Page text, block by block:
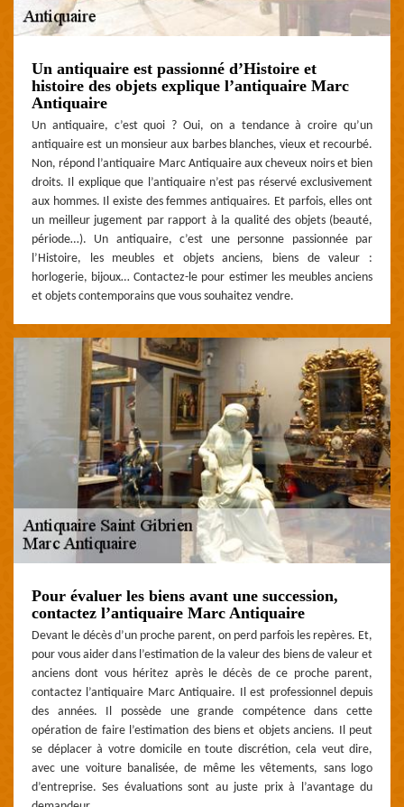
Un antiquaire est passionné d’Histoire et
histoire des objets explique l’antiquaire Marc
Antiquaire
Un antiquaire, c’est quoi ? Oui, on a tendance à croire qu’un
antiquaire est un monsieur aux barbes blanches, vieux et recourbé.
Non, répond l’antiquaire Marc Antiquaire aux cheveux noirs et bien
droits. Il explique que l’antiquaire n’est pas réservé exclusivement
aux hommes. Il existe des femmes antiquaires. Et parfois, elles ont
un meilleur jugement par rapport à la qualité des objets (beauté,
période…). Un antiquaire, c’est une personne passionnée par
l’Histoire, les meubles et objets anciens, biens de valeur :
horlogerie, bijoux… Contactez-le pour estimer les meubles anciens
et objets contemporains que vous souhaitez vendre.
Pour évaluer les biens avant une succession,
contactez l’antiquaire Marc Antiquaire
Devant le décès d’un proche parent, on perd parfois les repères. Et,
pour vous aider dans l’estimation de la valeur des biens de valeur et
anciens dont vous héritez après le décès de ce proche parent,
contactez l’antiquaire Marc Antiquaire. Il est professionnel depuis
des années. Il possède une grande compétence dans cette
opération de faire l’estimation des biens et objets anciens. Il peut
se déplacer à votre domicile en toute discrétion, cela veut dire,
avec une voiture banalisée, de même les vêtements, sans logo
d’entreprise. Ses évaluations sont au juste prix à l’avantage du